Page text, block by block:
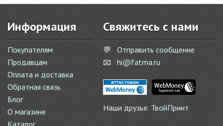
Информация
Покупателям
Продавцам
Оплата и доставка
Обратная связь
Блог
О магазине
Каталог
Свяжитесь с нами
💬
Отправить сообщение
📧
hi@fatma.ru
Наши друзья: ТвойПринт